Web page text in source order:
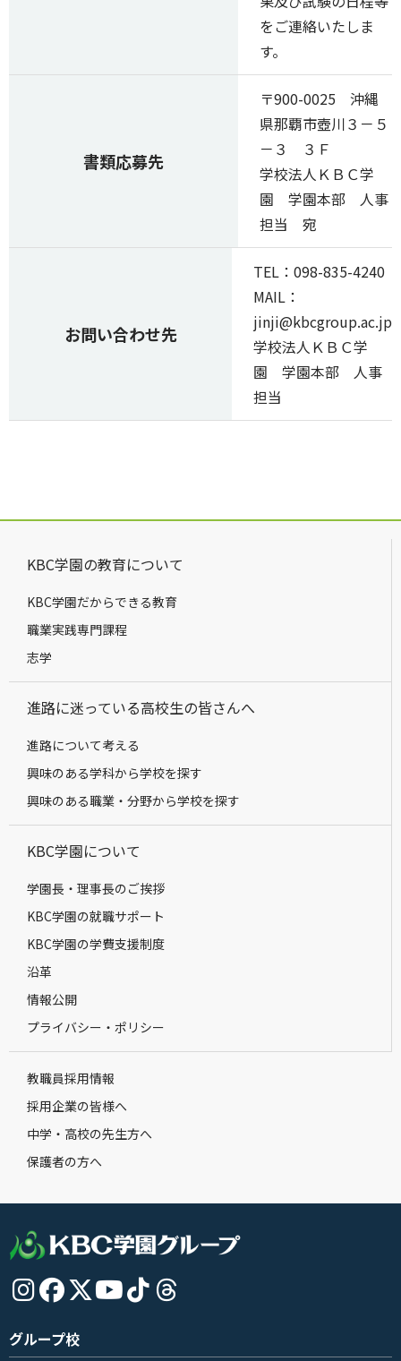
をご連絡いたしま
す。
書類応募先
〒900-0025 沖縄
県那覇市壺川３－５
－３ ３Ｆ
学校法人ＫＢＣ学
園 学園本部 人事
担当 宛
お問い合わせ先
TEL：098-835-4240
MAIL：
jinji@kbcgroup.ac.jp
学校法人ＫＢＣ学
園 学園本部 人事
担当
KBC学園の教育について
KBC学園だからできる教育
職業実践専門課程
志学
進路に迷っている高校生の皆さんへ
進路について考える
興味のある学科から学校を探す
興味のある職業・分野から学校を探す
KBC学園について
学園長・理事長のご挨拶
KBC学園の就職サポート
KBC学園の学費支援制度
沿革
情報公開
プライバシー・ポリシー
教職員採用情報
採用企業の皆様へ
中学・高校の先生方へ
保護者の方へ
グループ校